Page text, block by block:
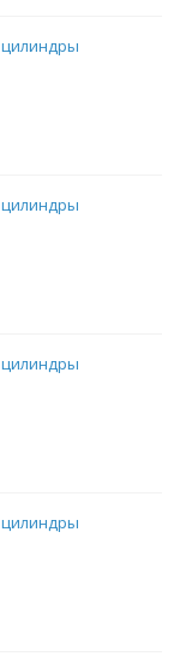
цилиндры
цилиндры
цилиндры
цилиндры